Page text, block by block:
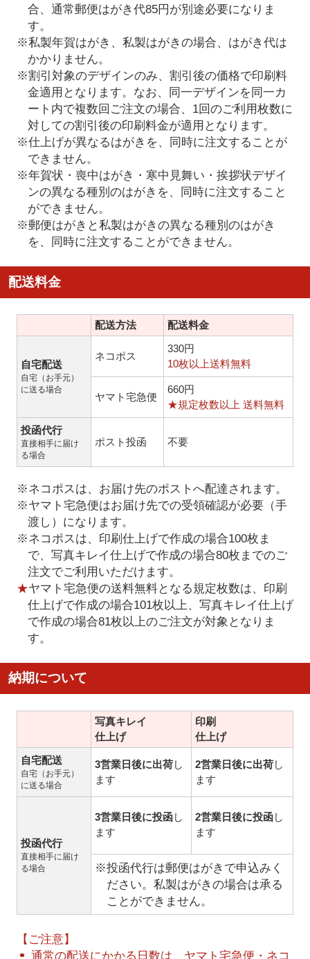
合、通常郵便はがき代85円が別途必要になりま
す。
※私製年賀はがき、私製はがきの場合、はがき代は
かかりません。
※割引対象のデザインのみ、割引後の価格で印刷料
金適用となります。なお、同一デザインを同一カ
ート内で複数回ご注文の場合、1回のご利用枚数に
対しての割引後の印刷料金が適用となります。
※仕上げが異なるはがきを、同時に注文することが
できません。
※年賀状・喪中はがき・寒中見舞い・挨拶状デザイ
ンの異なる種別のはがきを、同時に注文すること
ができません。
※郵便はがきと私製はがきの異なる種別のはがき
を、同時に注文することができません。
配送料金
配送方法 配送料金
自宅配送
自宅（お手元）
に送る場合
ネコポス
330円
10枚以上送料無料
ヤマト宅急便
660円
★規定枚数以上 送料無料
投函代行
直接相手に届け
る場合
ポスト投函 不要
※ネコポスは、お届け先のポストへ配達されます。
※ヤマト宅急便はお届け先での受領確認が必要（手
渡し）になります。
※ネコポスは、印刷仕上げで作成の場合100枚ま
で、写真キレイ仕上げで作成の場合80枚までのご
注文でご利用いただけます。
★ヤマト宅急便の送料無料となる規定枚数は、印刷
仕上げで作成の場合101枚以上、写真キレイ仕上げ
で作成の場合81枚以上のご注文が対象となりま
す。
納期について
写真キレイ
仕上げ
印刷
仕上げ
自宅配送
自宅（お手元）
に送る場合
3営業日後に出荷し
ます
2営業日後に出荷し
ます
投函代行
直接相手に届け
る場合
3営業日後に投函し
ます
2営業日後に投函し
ます
※投函代行は郵便はがきで申込みく
ださい。私製はがきの場合は承る
ことができません。
【ご注意】
通常の配送にかかる日数は、ヤマト宅急便・ネコ